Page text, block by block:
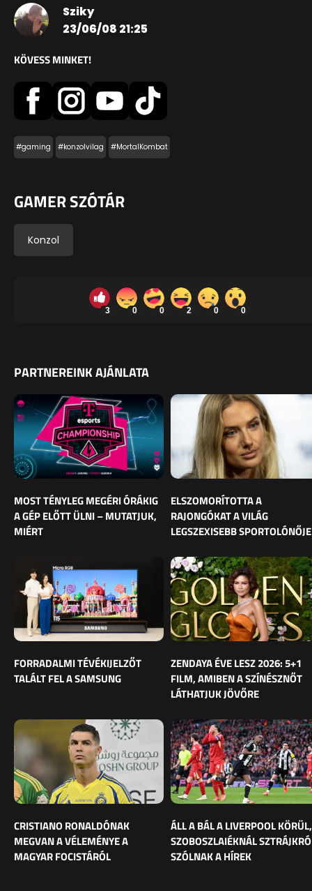
Sziky
23/06/08 21:25
KÖVESS MINKET!
#gaming #konzolvilag #MortalKombat
GAMER SZÓTÁR
Konzol
3 0 0 2 0 0
PARTNEREINK AJÁNLATA
MOST TÉNYLEG MEGÉRI ÓRÁKIG
A GÉP ELŐTT ÜLNI – MUTATJUK,
MIÉRT
ELSZOMORÍTOTTA A
RAJONGÓKAT A VILÁG
LEGSZEXISEBB SPORTOLÓNŐJE
FORRADALMI TÉVÉKIJELZŐT
TALÁLT FEL A SAMSUNG
ZENDAYA ÉVE LESZ 2026: 5+1
FILM, AMIBEN A SZÍNÉSZNŐT
LÁTHATJUK JÖVŐRE
CRISTIANO RONALDÓNAK
MEGVAN A VÉLEMÉNYE A
MAGYAR FOCISTÁRÓL
ÁLL A BÁL A LIVERPOOL KÖRÜL,
SZOBOSZLAIÉKNÁL
SZÓLNAK A HÍREK